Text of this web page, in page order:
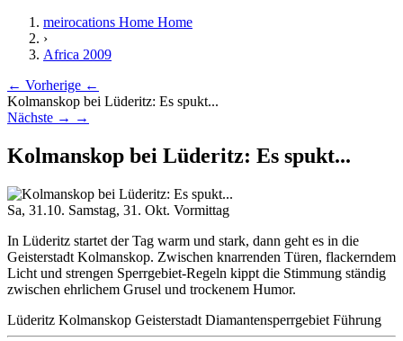
meirocations Home Home
›
Africa 2009
← Vorherige ←
Kolmanskop bei Lüderitz: Es spukt...
Nächste → →
Kolmanskop bei Lüderitz: Es spukt...
Sa, 31.10. Samstag, 31. Okt. Vormittag
In Lüderitz startet der Tag warm und stark, dann geht es in die
Geisterstadt Kolmanskop. Zwischen knarrenden Türen, flackerndem
Licht und strengen Sperrgebiet-Regeln kippt die Stimmung ständig
zwischen ehrlichem Grusel und trockenem Humor.
Lüderitz Kolmanskop Geisterstadt Diamantensperrgebiet Führung